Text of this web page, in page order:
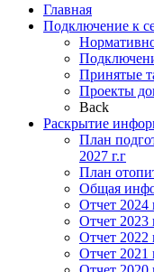
Главная
Подключение к
Принятые
Проекты
Back
Раскрытие
План
2027 г.г
План
Общая
Отчет 2024
Отчет 2023
Отчет 2022
Отчет 2021